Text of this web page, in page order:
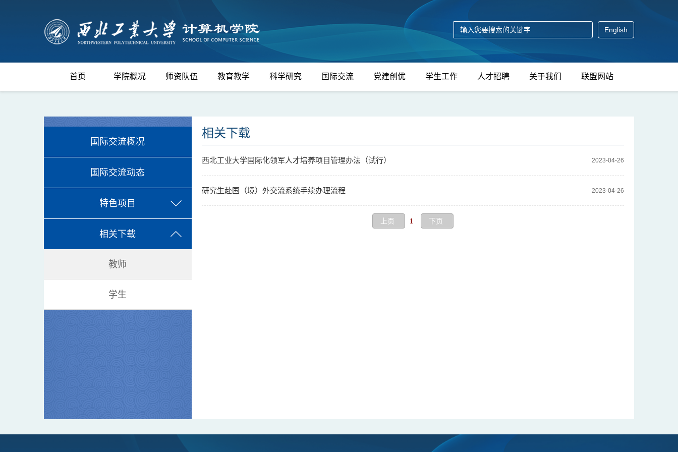
English
首页 学院概况 师资队伍 教育教学 科学研究 国际交流 党建创优 学生工作 人才招聘 关于我们 联盟网站
国际交流概况
国际交流动态
特色项目
相关下载
教师
学生
相关下载
2023-04-26
西北工业大学国际化领军人才培养项目管理办法（试行）
2023-04-26
研究生赴国（境）外交流系统手续办理流程
上页 1 下页